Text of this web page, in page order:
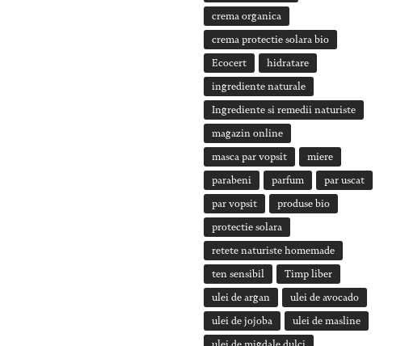
crema organica
crema protectie solara bio
Ecocert hidratare
ingrediente naturale
Ingrediente si remedii naturiste
magazin online
masca par vopsit miere
parabeni parfum par uscat
par vopsit produse bio
protectie solara
retete naturiste homemade
ten sensibil Timp liber
ulei de argan ulei de avocado
ulei de jojoba ulei de masline